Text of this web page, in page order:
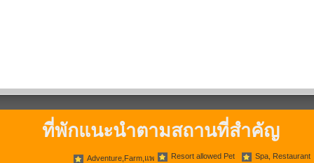
ที่พักแนะนำตามสถานที่สำคัญ
Adventure,Farm,แพ Resort allowed Pet Spa, Restaurant